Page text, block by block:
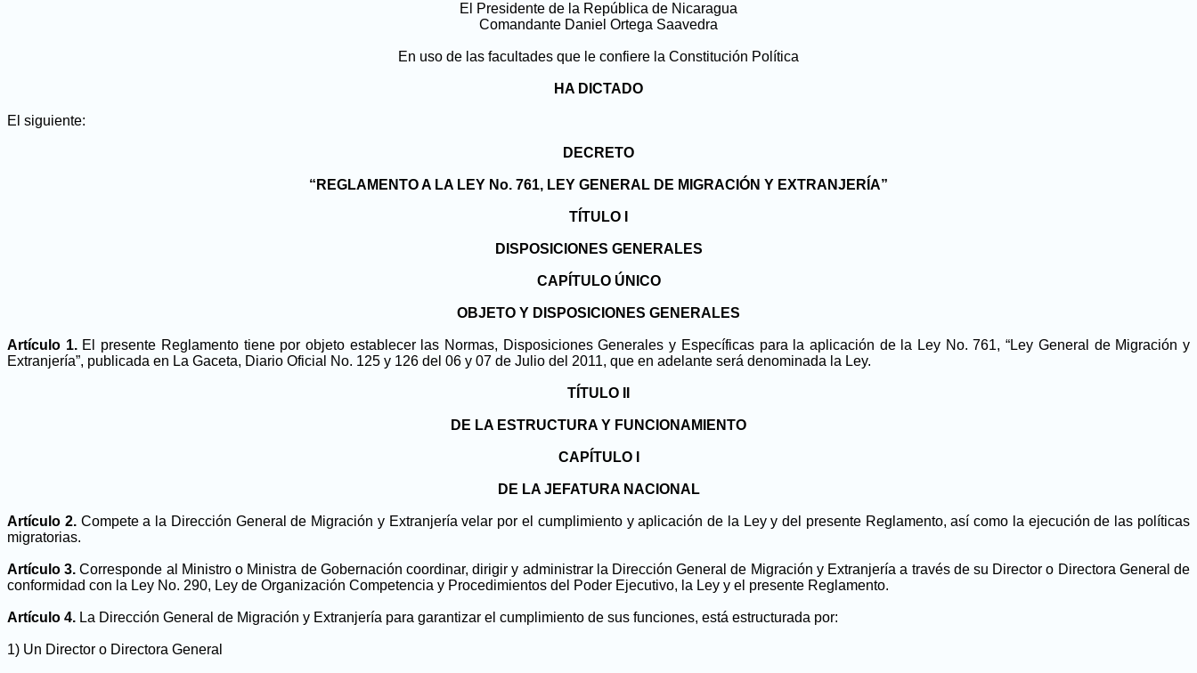
El Presidente de la República de Nicaragua
Comandante Daniel Ortega Saavedra
En uso de las facultades que le confiere la Constitución Política
HA DICTADO
El siguiente:
DECRETO
“REGLAMENTO A LA LEY No. 761, LEY GENERAL DE MIGRACIÓN Y EXTRANJERÍA”
TÍTULO I
DISPOSICIONES GENERALES
CAPÍTULO ÚNICO
OBJETO Y DISPOSICIONES GENERALES
Artículo 1. El presente Reglamento tiene por objeto establecer las Normas, Disposiciones Generales y Específicas para la aplicación de la Ley No. 761, “Ley General de Migración y
Extranjería”, publicada en La Gaceta, Diario Oficial No. 125 y 126 del 06 y 07 de Julio del 2011, que en adelante será denominada la Ley.
TÍTULO II
DE LA ESTRUCTURA Y FUNCIONAMIENTO
CAPÍTULO I
DE LA JEFATURA NACIONAL
Artículo 2. Compete a la Dirección General de Migración y Extranjería velar por el cumplimiento y aplicación de la Ley y del presente Reglamento, así como la ejecución de las políticas
migratorias.
Artículo 3.Corresponde al Ministro o Ministra de Gobernación coordinar, dirigir y administrar la Dirección General de Migración y Extranjería a través de su Director o Directora General de
conformidad con la Ley No. 290, Ley de Organización Competencia y Procedimientos del Poder Ejecutivo, la Ley y el presente Reglamento.
Artículo 4. La Dirección General de Migración y Extranjería para garantizar el cumplimiento de sus funciones, está estructurada por:
1) Un Director o Directora General